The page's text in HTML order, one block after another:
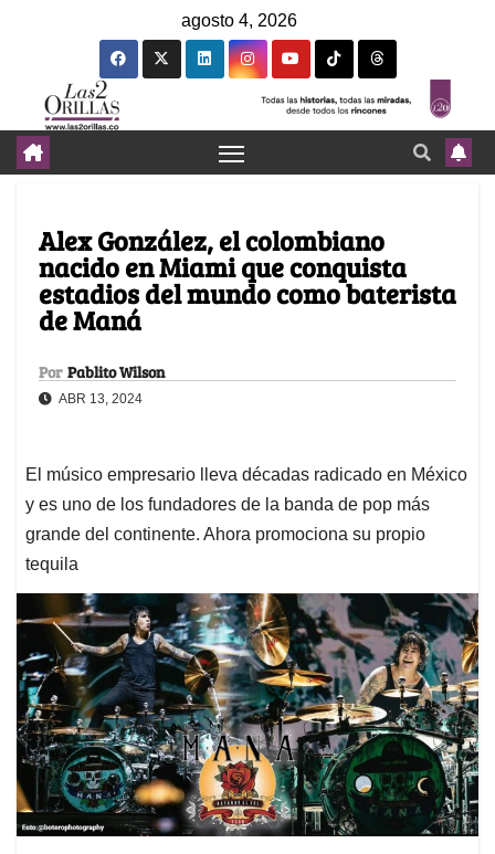
agosto 4, 2026
Alex González, el colombiano
nacido en Miami que conquista
estadios del mundo como baterista
de Maná
Por Pablito Wilson
ABR 13, 2024
El músico empresario lleva décadas radicado en México
y es uno de los fundadores de la banda de pop más
grande del continente. Ahora promociona su propio
tequila